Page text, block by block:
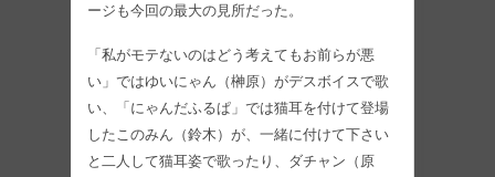
ージも今回の最大の見所だった。
「私がモテないのはどう考えてもお前らが悪
い」ではゆいにゃん（榊原）がデスボイスで歌
い、「にゃんだふるぱ」では猫耳を付けて登場
したこのみん（鈴木）が、一緒に付けて下さい
と二人して猫耳姿で歌ったり、ダチャン（原